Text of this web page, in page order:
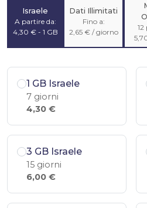
Israele
A partire da:
4,30 € - 1 GB
Dati Illimitati
Fino a:
2,65 € / giorno
12
1 GB Israele
7 giorni
4,30 €
3 GB Israele
15 giorni
6,00 €